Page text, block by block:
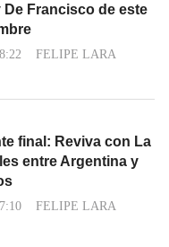
De Francisco de este
FELIPE LARA
final: Reviva con La
entre Argentina y
FELIPE LARA